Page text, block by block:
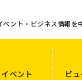
ント・ビジネス情報を
イベント ビ